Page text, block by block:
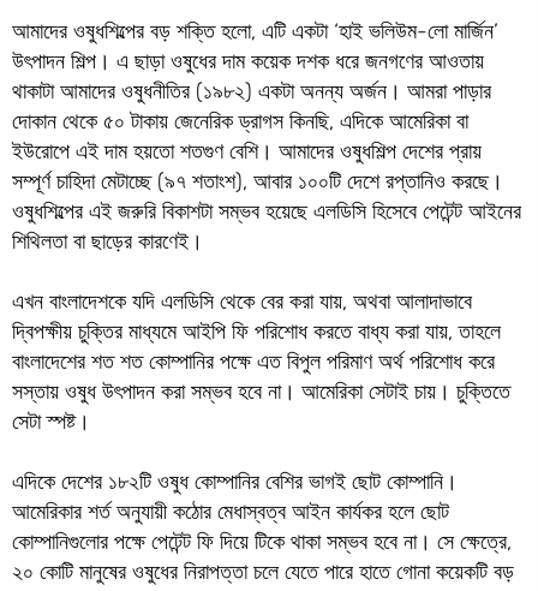
আমাদের ওষুধশিল্পের বড় শক্তি হলো, এটি একটা ‘হাই ভলিউম-লো মার্জিন’
উৎপাদন শিল্প। এ ছাড়া ওষুধের দাম কয়েক দশক ধরে জনগণের আওতায়
থাকাটা আমাদের ওষুধনীতির (১৯৮২) একটা অনন্য অর্জন। আমরা পাড়ার
দোকান থেকে ৫০ টাকায় জেনেরিক ড্রাগস কিনছি, এদিকে আমেরিকা বা
ইউরোপে এই দাম হয়তো শতগুণ বেশি। আমাদের ওষুধশিল্প দেশের প্রায়
সম্পূর্ণ চাহিদা মেটাচ্ছে (৯৭ শতাংশ), আবার ১০০টি দেশে রপ্তানিও করছে।
ওষুধশিল্পের এই জরুরি বিকাশটা সম্ভব হয়েছে এলডিসি হিসেবে পেটেন্ট আইনের
শিথিলতা বা ছাড়ের কারণেই।
এখন বাংলাদেশকে যদি এলডিসি থেকে বের করা যায়, অথবা আলাদাভাবে
দ্বিপক্ষীয় চুক্তির মাধ্যমে আইপি ফি পরিশোধ করতে বাধ্য করা যায়, তাহলে
বাংলাদেশের শত শত কোম্পানির পক্ষে এত বিপুল পরিমাণ অর্থ পরিশোধ করে
সস্তায় ওষুধ উৎপাদন করা সম্ভব হবে না। আমেরিকা সেটাই চায়। চুক্তিতে
সেটা স্পষ্ট।
এদিকে দেশের ১৮২টি ওষুধ কোম্পানির বেশির ভাগই ছোট কোম্পানি।
আমেরিকার শর্ত অনুযায়ী কঠোর মেধাস্বত্ব আইন কার্যকর হলে ছোট
কোম্পানিগুলোর পক্ষে পেটেন্ট ফি দিয়ে টিকে থাকা সম্ভব হবে না। সে ক্ষেত্রে,
২০ কোটি মানুষের ওষুধের নিরাপত্তা চলে যেতে পারে হাতে গোনা কয়েকটি বড়